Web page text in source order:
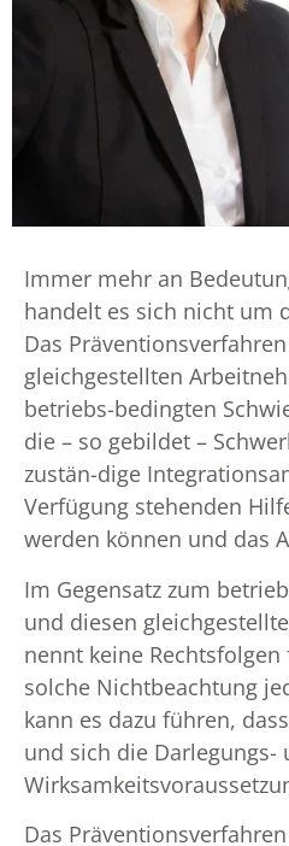
Immer mehr an
handelt es sich nicht um
Das
gleichgestellten
betriebs-bedingten
die – so gebildet –
zustän-dige
Verfügung stehenden
werden können und das
Im Gegensatz zum
und diesen
nennt keine
solche Nichtbeachtung
kann es dazu führen,
und sich die
Das